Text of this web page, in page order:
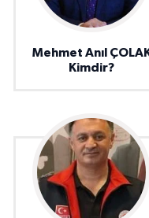
Mehmet Anıl
Kimdir?